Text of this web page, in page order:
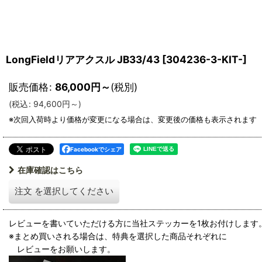
LongFieldリアアクスル JB33/43 [304236-3-KIT-]
販売価格: 86,000円～(税別)
(税込: 94,600円 ～ )
Facebookでシェア
在庫確認はこちら
注文 を選択してください
レビューを書いていただける方に当社ステッカーを1枚お付けします
※まとめ買いされる場合は、特典を選択した商品それぞれに
レビューをお願いします。